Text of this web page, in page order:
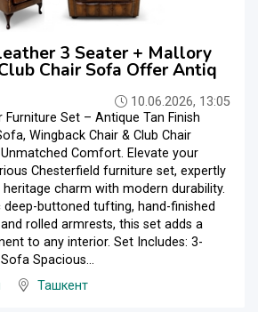
3 Seater + Mallory
Chair Sofa Offer Antiq
10.06.2026, 13:05
Furniture Set – Antique Tan Finish
Wingback Chair & Club Chair
Comfort. Elevate your
Chesterfield furniture set, expertly
charm with modern durability.
deep-buttoned tufting, hand-finished
rolled armrests, this set adds a
to any interior. Set Includes: 3-
Spacious...
Ташкент